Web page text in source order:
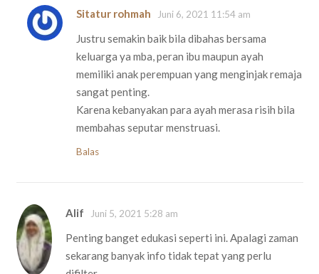
Sitatur rohmah Juni 6, 2021 11:54 am
Justru semakin baik bila dibahas bersama
keluarga ya mba, peran ibu maupun ayah
memiliki anak perempuan yang menginjak remaja
sangat penting.
Karena kebanyakan para ayah merasa risih bila
membahas seputar menstruasi.
Balas
Alif Juni 5, 2021 5:28 am
Penting banget edukasi seperti ini. Apalagi zaman
sekarang banyak info tidak tepat yang perlu